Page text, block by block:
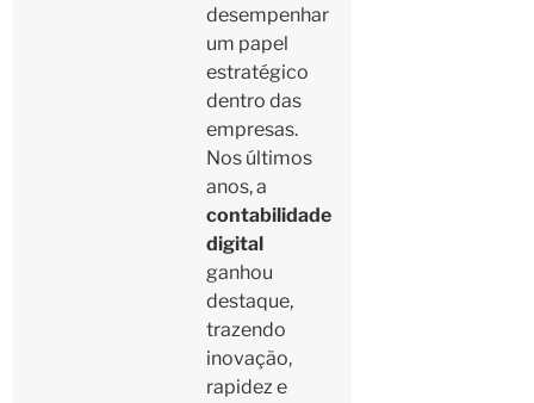
desempenhar
um papel
estratégico
dentro das
empresas.
Nos últimos
anos, a
contabilidade
digital
ganhou
destaque,
trazendo
inovação,
rapidez e